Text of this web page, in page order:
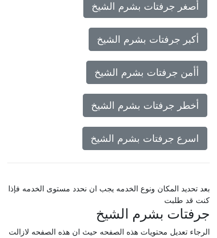
أصغر جرفتات بشرم الشيخ
أكبر جرفتات بشرم الشيخ
أأمن جرفتات بشرم الشيخ
أخطر جرفتات بشرم الشيخ
اسرع جرفتات بشرم الشيخ
بعد تحديد المكان ونوع الخدمه يجب ان نحدد مستوى الخدمه فإذا
كنت قد طلبت
جرفتات بشرم الشيخ
الرجاء تعديل محتويات هذه الصفحه حيث ان هذه الصفحه لازالت